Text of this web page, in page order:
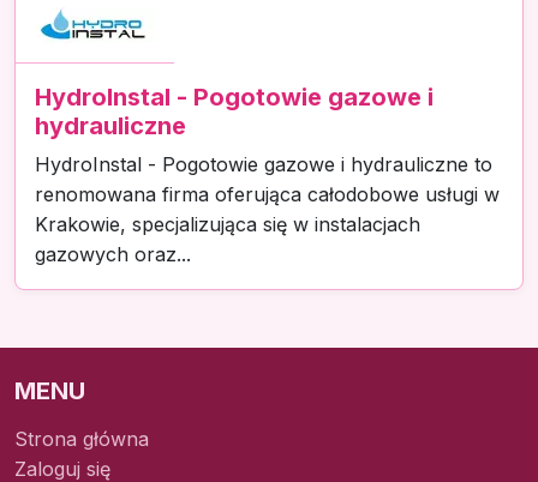
HydroInstal - Pogotowie gazowe i
hydrauliczne
HydroInstal - Pogotowie gazowe i hydrauliczne to
renomowana firma oferująca całodobowe usługi w
Krakowie, specjalizująca się w instalacjach
gazowych oraz...
MENU
Strona główna
Zaloguj się